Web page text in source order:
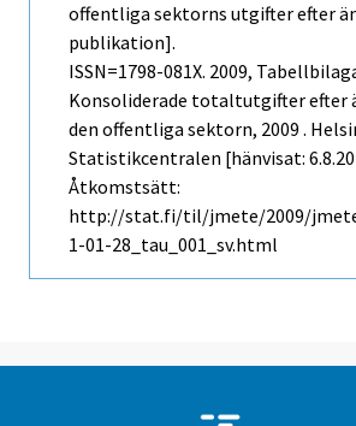
offentliga sektorns utgifter efter
publikation].
ISSN=1798-081X. 2009,
Konsoliderade totaltutgifter efter
den offentliga sektorn, 2009 .
Statistikcentralen [hänvisat:
Åtkomstsätt:
http://stat.fi/til/jmete/2009/
1-01-28_tau_001_sv.html